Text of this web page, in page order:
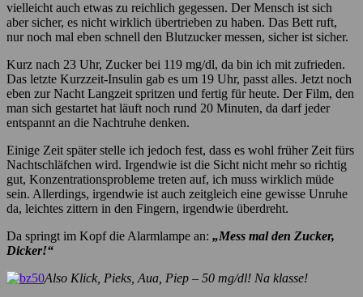
vielleicht auch etwas zu reichlich gegessen. Der Mensch ist sich
aber sicher, es nicht wirklich übertrieben zu haben. Das Bett ruft,
nur noch mal eben schnell den Blutzucker messen, sicher ist sicher.
Kurz nach 23 Uhr, Zucker bei 119 mg/dl, da bin ich mit zufrieden.
Das letzte Kurzzeit-Insulin gab es um 19 Uhr, passt alles. Jetzt noch
eben zur Nacht Langzeit spritzen und fertig für heute. Der Film, den
man sich gestartet hat läuft noch rund 20 Minuten, da darf jeder
entspannt an die Nachtruhe denken.
Einige Zeit später stelle ich jedoch fest, dass es wohl früher Zeit fürs
Nachtschläfchen wird. Irgendwie ist die Sicht nicht mehr so richtig
gut, Konzentrationsprobleme treten auf, ich muss wirklich müde
sein. Allerdings, irgendwie ist auch zeitgleich eine gewisse Unruhe
da, leichtes zittern in den Fingern, irgendwie überdreht.
Da springt im Kopf die Alarmlampe an: „Mess mal den Zucker,
Dicker!“
Also Klick, Pieks, Aua, Piep – 50 mg/dl! Na klasse!